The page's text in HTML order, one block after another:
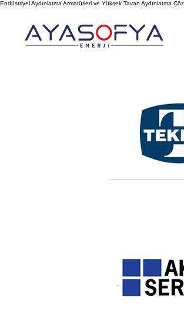
Endüstriyel Aydınlatma Armatürleri ve Yüksek Tavan Aydınlatma